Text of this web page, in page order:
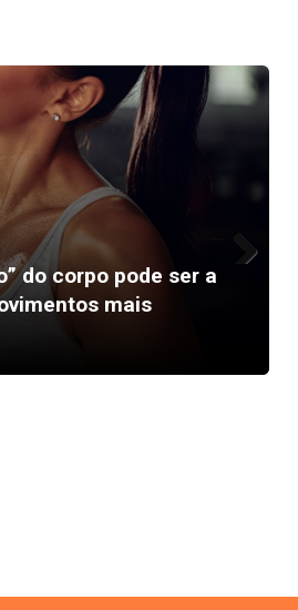
do corpo pode ser a
mais